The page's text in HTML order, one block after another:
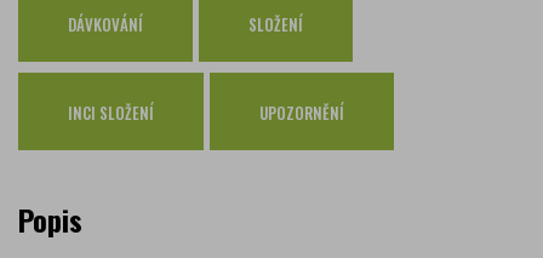
PPL
GLS
zdarma
DÁVKOVÁNÍ SLOŽENÍ
INCI SLOŽENÍ UPOZORNĚNÍ
Popis